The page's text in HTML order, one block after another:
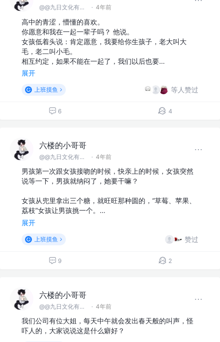
@@九日文化有限 公司 · 4年前
高中的青涩，懵懂的喜欢。
你愿意和我在一起一辈子吗？ 他说。
女孩低着头说：肯定愿意，我要给你生孩子，老大叫大
毛，老二叫小毛。
相互约定，如果不能在一起了，我们以后也要…
展开
上班摸鱼 等人赞过
6 4
六楼的小哥哥
@@九日文化有限 公司 · 4年前
男孩第一次跟女孩接吻的时候，快亲上的时候，女孩突然
说等一下，男孩就纳闷了，她要干嘛？
女孩从兜里拿出三个糖，就旺旺那种圆的，“草莓、苹果、
荔枝”女孩让男孩挑一个。…
展开
上班摸鱼 赞过
9 2
六楼的小哥哥
@@九日文化有限 公司 · 4年前
我们公司有位大姐，每天中午就会发出春天般的叫声，怪
吓人的，大家说说这是什么癖好？